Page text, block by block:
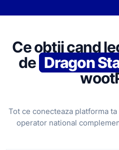
Ce obtii cand
de Dragon
Tot ce conecteaza platforma
operator national